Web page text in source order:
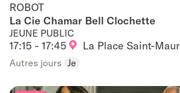
ROBOT
ROBOT
La Cie Chamar Bell Clochette
JEUNE PUBLIC
17:15 - 17:45 La Place Saint-Maur
Autres jours Je